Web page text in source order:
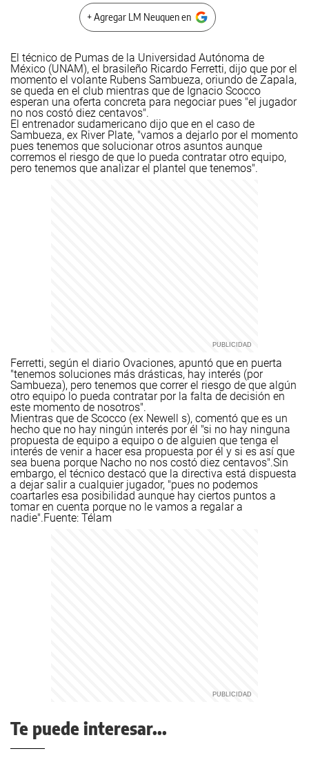
+ Agregar LM Neuquen en
El técnico de Pumas de la Universidad Autónoma de
México (UNAM), el brasileño Ricardo Ferretti, dijo que por el
momento el volante Rubens Sambueza, oriundo de Zapala,
se queda en el club mientras que de Ignacio Scocco
esperan una oferta concreta para negociar pues "el jugador
no nos costó diez centavos".
El entrenador sudamericano dijo que en el caso de
Sambueza, ex River Plate, "vamos a dejarlo por el momento
pues tenemos que solucionar otros asuntos aunque
corremos el riesgo de que lo pueda contratar otro equipo,
pero tenemos que analizar el plantel que tenemos".
Ferretti, según el diario Ovaciones, apuntó que en puerta
"tenemos soluciones más drásticas, hay interés (por
Sambueza), pero tenemos que correr el riesgo de que algún
otro equipo lo pueda contratar por la falta de decisión en
este momento de nosotros".
Mientras que de Scocco (ex Newell s), comentó que es un
hecho que no hay ningún interés por él "si no hay ninguna
propuesta de equipo a equipo o de alguien que tenga el
interés de venir a hacer esa propuesta por él y si es así que
sea buena porque Nacho no nos costó diez centavos".Sin
embargo, el técnico destacó que la directiva está dispuesta
a dejar salir a cualquier jugador, "pues no podemos
coartarles esa posibilidad aunque hay ciertos puntos a
tomar en cuenta porque no le vamos a regalar a
nadie".Fuente: Télam
Te puede interesar...